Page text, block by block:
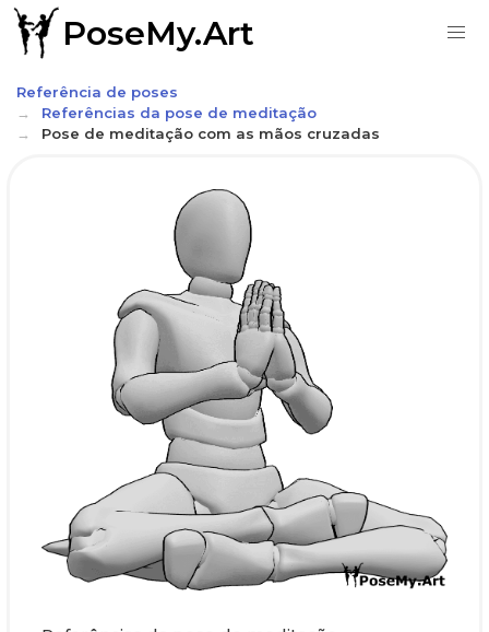
PoseMy.Art
Referência de poses
Referências da pose de meditação
Pose de meditação com as mãos cruzadas